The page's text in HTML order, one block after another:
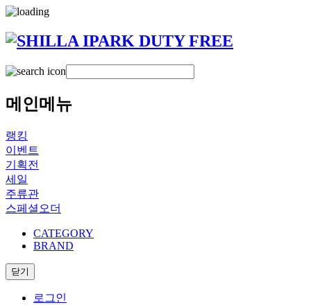
메인메뉴
랭킹
이벤트
기획전
세일
주류관
스페셜오더
CATEGORY
BRAND
닫기
로그인